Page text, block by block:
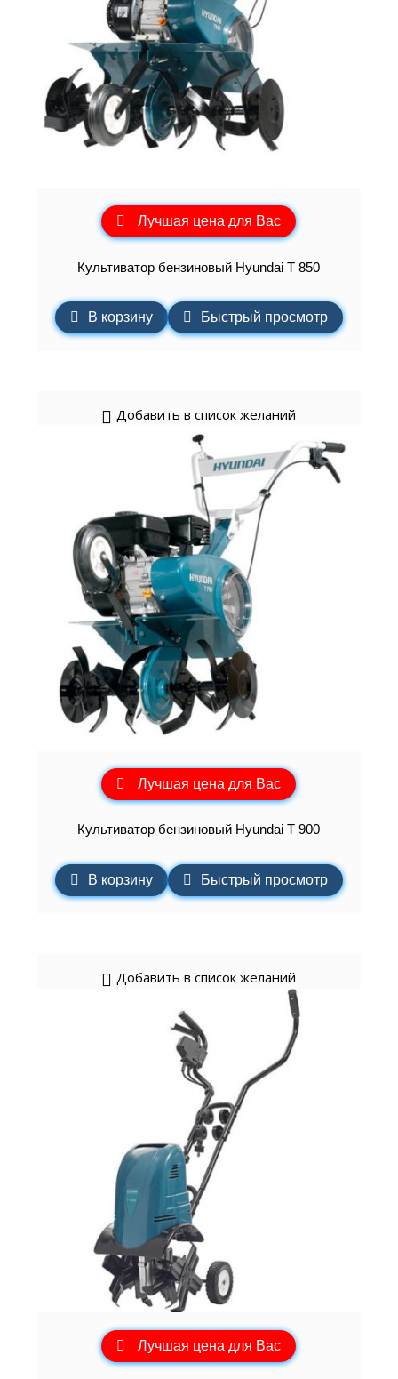
Лучшая цена для Вас
Культиватор бензиновый Hyundai T 850
В корзину Быстрый просмотр
Добавить в список желаний
Лучшая цена для Вас
Культиватор бензиновый Hyundai T 900
В корзину Быстрый просмотр
Добавить в список желаний
Лучшая цена для Вас